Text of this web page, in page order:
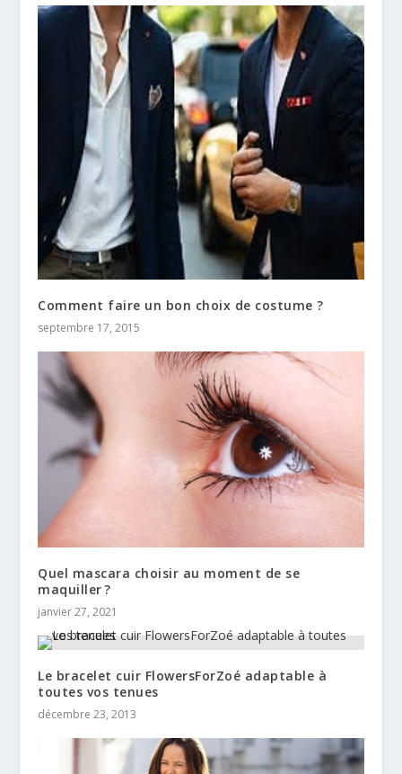
Comment faire un bon choix de costume ?
septembre 17, 2015
Quel mascara choisir au moment de se
maquiller ?
janvier 27, 2021
Le bracelet cuir FlowersForZoé adaptable à
toutes vos tenues
décembre 23, 2013